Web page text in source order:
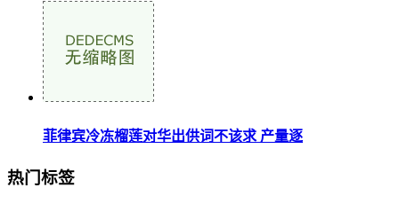
菲律宾冷冻榴莲对华出供词不该求 产量逐
热门标签